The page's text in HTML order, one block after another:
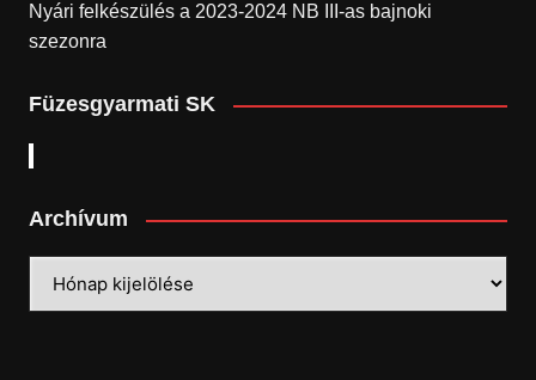
Nyári felkészülés a 2023-2024 NB III-as bajnoki
szezonra
Füzesgyarmati SK
Archívum